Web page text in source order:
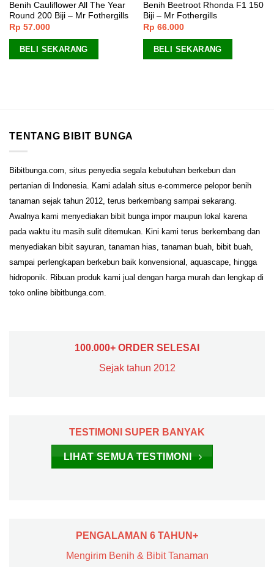
Benih Cauliflower All The Year
Round 200 Biji – Mr Fothergills
Rp 57.000
BELI SEKARANG
Benih Beetroot Rhonda F1 150
Biji – Mr Fothergills
Rp 66.000
BELI SEKARANG
TENTANG BIBIT BUNGA
Bibitbunga.com, situs penyedia segala kebutuhan berkebun dan
pertanian di Indonesia. Kami adalah situs e-commerce pelopor benih
tanaman sejak tahun 2012, terus berkembang sampai sekarang.
Awalnya kami menyediakan bibit bunga impor maupun lokal karena
pada waktu itu masih sulit ditemukan. Kini kami terus berkembang dan
menyediakan bibit sayuran, tanaman hias, tanaman buah, bibit buah,
sampai perlengkapan berkebun baik konvensional, aquascape, hingga
hidroponik. Ribuan produk kami jual dengan harga murah dan lengkap di
toko online bibitbunga.com.
100.000+ ORDER SELESAI
Sejak tahun 2012
TESTIMONI SUPER BANYAK
LIHAT SEMUA TESTIMONI
PENGALAMAN 6 TAHUN+
Mengirim Benih & Bibit Tanaman